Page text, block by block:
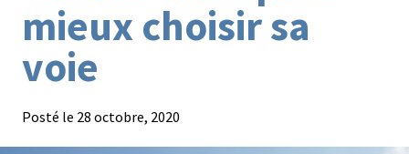
mieux choisir sa
voie
Posté le 28 octobre, 2020